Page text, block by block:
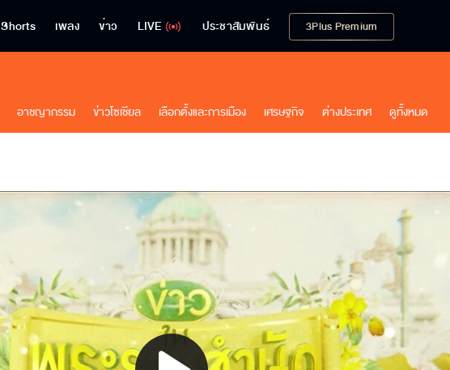
Shorts เพลง ข่าว LIVE ประชาสัมพันธ์ 3Plus Premium
อาชญากรรม ข่าวโซเชียล เลือกตั้งและการเมือง เศรษฐกิจ ต่างประเทศ ดูทั้งหมด